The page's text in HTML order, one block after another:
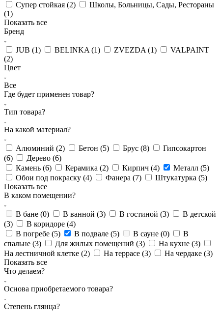
Супер стойкая (2)
Школы, Больницы, Сады, Рестораны
(1)
Показать все
Бренд
JUB (1) BELINKA (1) ZVEZDA (1)
VALPAINT
(2)
Цвет
Все
Где будет применен товар?
Тип товара?
На какой материал?
Алюминий (2) Бетон (5) Брус (8)
Гипсокартон
(6) Дерево (6)
Камень (6) Керамика (2) Кирпич (4) Металл (5)
Обои под покраску (4) Фанера (7) Штукатурка (5)
Показать все
В каком помещении?
В бане (0) В ванной (3) В гостиной (3)
В детской
(3) В коридоре (4)
В погребе (5) В подвале (5) В сауне (0)
В
спальне (3) Для жилых помещений (3) На кухне (3)
На лестничной клетке (2) На террасе (3) На чердаке (3)
Показать все
Что делаем?
Основа приобретаемого товара?
Степень глянца?